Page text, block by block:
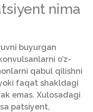
nima
buyurgan
o’z-
qabul qilishni
faqat shakldagi
emas. Xulosadagi
patsiyent,